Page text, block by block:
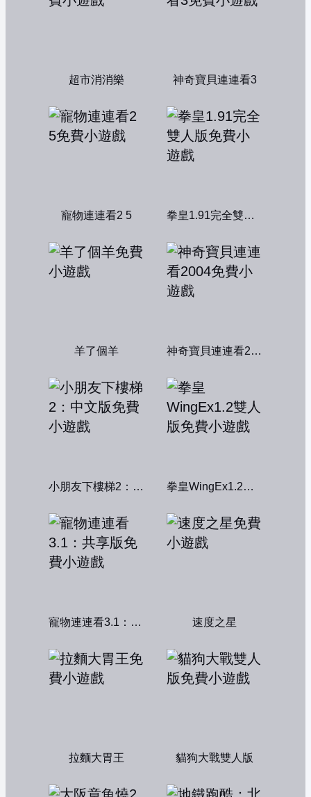
超市消消樂 神奇寶貝連連看3
寵物連連看2 5 拳皇1.91完全雙人版
羊了個羊 神奇寶貝連連看2004
小朋友下樓梯2：中文版 拳皇WingEx1.2雙人版
寵物連連看3.1：共享版 速度之星
拉麵大胃王 貓狗大戰雙人版